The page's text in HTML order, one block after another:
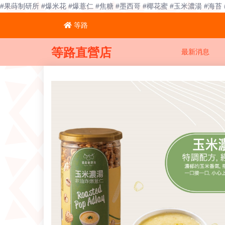
#果蒔制研所 #爆米花 #爆薏仁 #焦糖 #墨西哥 #椰花蜜 #玉米濃湯 #海苔
等路
等路直營店 最新消息